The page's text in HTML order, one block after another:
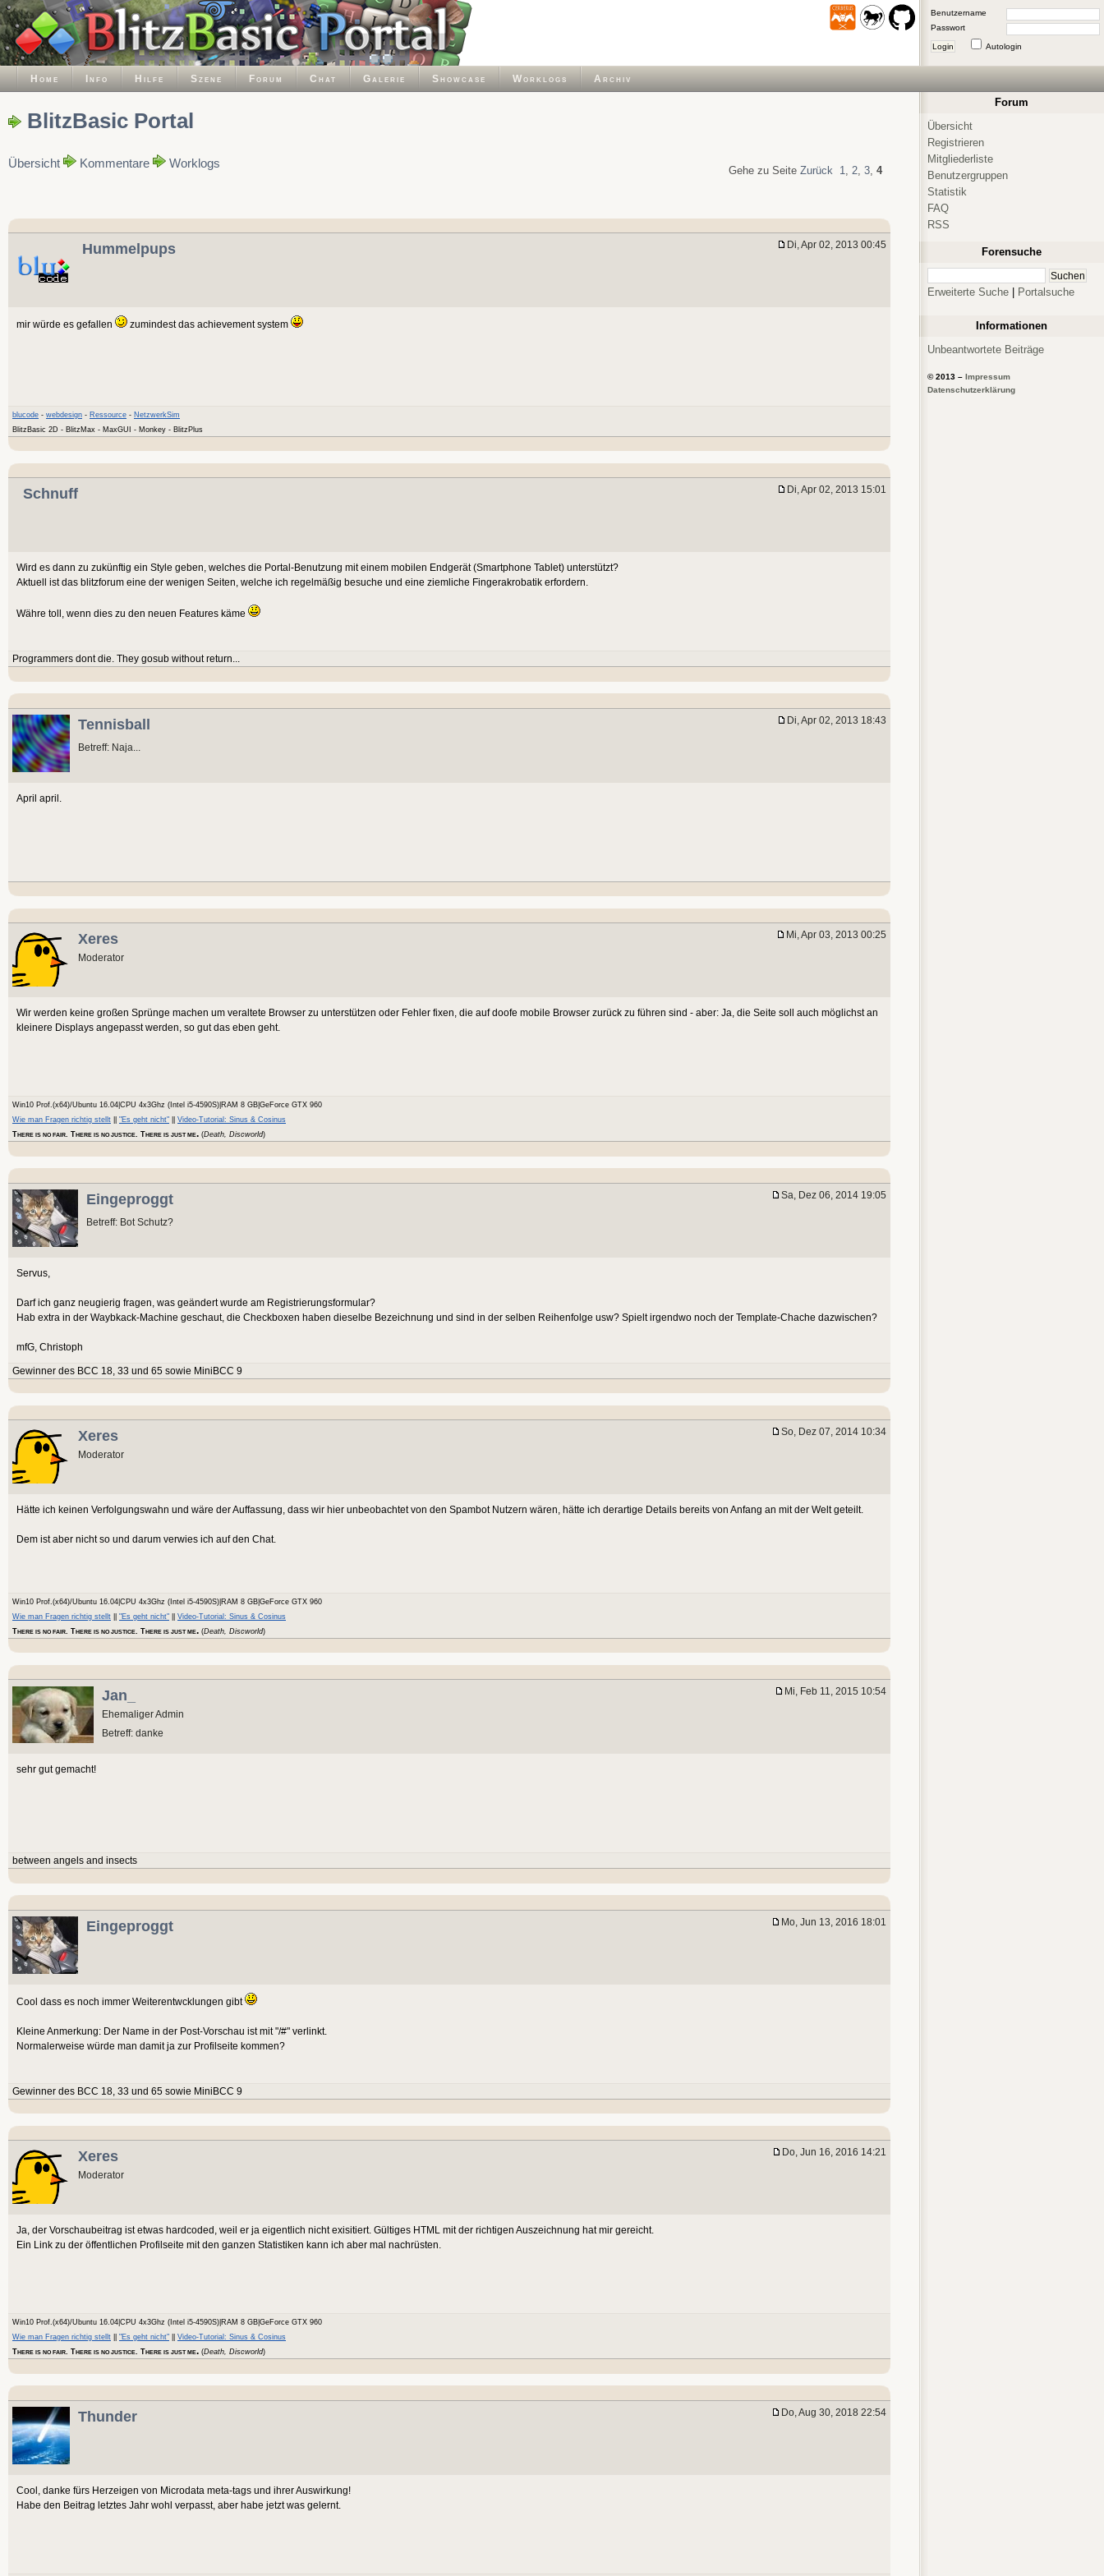
Benutzername
Passwort
Login Autologin
Home Info Hilfe Szene Forum Chat Galerie Showcase Worklogs Archiv
BlitzBasic Portal
Übersicht Kommentare Worklogs
Gehe zu Seite Zurück 1, 2, 3, 4
Hummelpups Di, Apr 02, 2013 00:45
mir würde es gefallen zumindest das achievement system
blucode - webdesign - Ressource - NetzwerkSim
BlitzBasic 2D - BlitzMax - MaxGUI - Monkey - BlitzPlus
Schnuff Di, Apr 02, 2013 15:01
Wird es dann zu zukünftig ein Style geben, welches die Portal-Benutzung mit einem mobilen Endgerät (Smartphone Tablet) unterstützt?
Aktuell ist das blitzforum eine der wenigen Seiten, welche ich regelmäßig besuche und eine ziemliche Fingerakrobatik erfordern.
Währe toll, wenn dies zu den neuen Features käme
Programmers dont die. They gosub without return...
Tennisball
Betreff: Naja...
Di, Apr 02, 2013 18:43
April april.
Xeres
Moderator
Mi, Apr 03, 2013 00:25
Wir werden keine großen Sprünge machen um veraltete Browser zu unterstützen oder Fehler fixen, die auf doofe mobile Browser zurück zu führen sind - aber: Ja, die Seite soll auch möglichst an
kleinere Displays angepasst werden, so gut das eben geht.
Win10 Prof.(x64)/Ubuntu 16.04|CPU 4x3Ghz (Intel i5-4590S)|RAM 8 GB|GeForce GTX 960
Wie man Fragen richtig stellt
"Es geht nicht"
Video-Tutorial: Sinus & Cosinus
THERE IS NO FAIR. THERE IS NO JUSTICE. THERE IS JUST ME. (Death, Discworld)
Eingeproggt
Betreff: Bot Schutz?
Sa, Dez 06, 2014 19:05
Servus,
Darf ich ganz neugierig fragen, was geändert wurde am Registrierungsformular?
Hab extra in der Waybkack-Machine geschaut, die Checkboxen haben dieselbe Bezeichnung und sind in der selben Reihenfolge usw? Spielt irgendwo noch der Template-Chache dazwischen?
mfG, Christoph
Gewinner des BCC 18, 33 und 65 sowie MiniBCC 9
Xeres
Moderator
So, Dez 07, 2014 10:34
Hätte ich keinen Verfolgungswahn und wäre der Auffassung, dass wir hier unbeobachtet von den Spambot Nutzern wären, hätte ich derartige Details bereits von Anfang an mit der Welt geteilt.
Dem ist aber nicht so und darum verwies ich auf den Chat.
Win10 Prof.(x64)/Ubuntu 16.04|CPU 4x3Ghz (Intel i5-4590S)|RAM 8 GB|GeForce GTX 960
Wie man Fragen richtig stellt
"Es geht nicht"
Video-Tutorial: Sinus & Cosinus
THERE IS NO FAIR. THERE IS NO JUSTICE. THERE IS JUST ME. (Death, Discworld)
Jan_
Ehemaliger Admin
Betreff: danke
Mi, Feb 11, 2015 10:54
sehr gut gemacht!
between angels and insects
Eingeproggt Mo, Jun 13, 2016 18:01
Cool dass es noch immer Weiterentwcklungen gibt
Kleine Anmerkung: Der Name in der Post-Vorschau ist mit "/#" verlinkt.
Normalerweise würde man damit ja zur Profilseite kommen?
Gewinner des BCC 18, 33 und 65 sowie MiniBCC 9
Xeres
Moderator
Do, Jun 16, 2016 14:21
Ja, der Vorschaubeitrag ist etwas hardcoded, weil er ja eigentlich nicht exisitiert. Gültiges HTML mit der richtigen Auszeichnung hat mir gereicht.
Ein Link zu der öffentlichen Profilseite mit den ganzen Statistiken kann ich aber mal nachrüsten.
Win10 Prof.(x64)/Ubuntu 16.04|CPU 4x3Ghz (Intel i5-4590S)|RAM 8 GB|GeForce GTX 960
Wie man Fragen richtig stellt
"Es geht nicht"
Video-Tutorial: Sinus & Cosinus
THERE IS NO FAIR. THERE IS NO JUSTICE. THERE IS JUST ME. (Death, Discworld)
Thunder Do, Aug 30, 2018 22:54
Cool, danke fürs Herzeigen von Microdata meta-tags und ihrer Auswirkung!
Habe den Beitrag letztes Jahr wohl verpasst, aber habe jetzt was gelernt.
Forum
Übersicht
Registrieren
Mitgliederliste
Benutzergruppen
Statistik
FAQ
RSS
Forensuche
Erweiterte Suche Portalsuche
Informationen
Unbeantwortete Beiträge
© 2013 – Impressum
Datenschutzerklärung